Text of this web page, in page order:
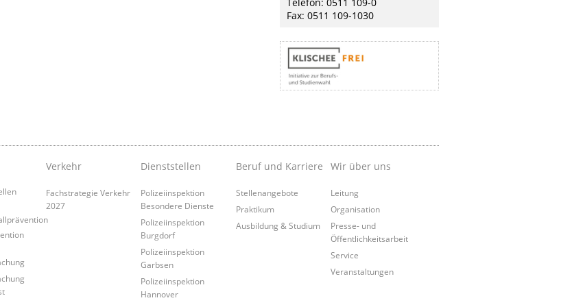
Fax: 0511 109-1030
Verkehr
Fachstrategie Verkehr
2027
Dienststellen
Polizeiinspektion
Besondere Dienste
Polizeiinspektion
Burgdorf
Polizeiinspektion
Garbsen
Polizeiinspektion
Hannover
Beruf und Karriere
Stellenangebote
Praktikum
Ausbildung & Studium
Wir über uns
Leitung
Organisation
Presse- und
Öffentlichkeitsarbeit
Service
Veranstaltungen